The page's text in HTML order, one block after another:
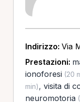
Indirizzo: Via
Prestazioni:
ionoforesi(20
min), visita di
neuromotoria